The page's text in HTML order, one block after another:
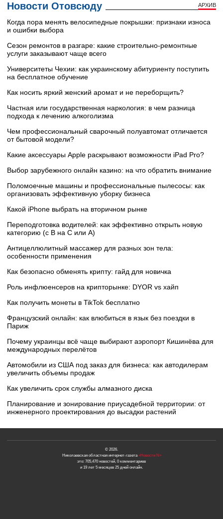
Новости Отовсюду АРХИВ
Когда пора менять велосипедные покрышки: признаки износа
и ошибки выбора
Сезон ремонтов в разгаре: какие строительно-ремонтные
услуги заказывают чаще всего
Университеты Чехии: как украинскому абитуриенту поступить
на бесплатное обучение
Как носить яркий женский аромат и не переборщить?
Частная или государственная наркология: в чем разница
подхода к лечению алкоголизма
Чем профессиональный сварочный полуавтомат отличается
от бытовой модели?
Какие аксессуары Apple раскрывают возможности iPad Pro?
Выбор зарубежного онлайн казино: на что обратить внимание
Поломоечные машины и профессиональные пылесосы: как
организовать эффективную уборку бизнеса
Какой iPhone выбрать на вторичном рынке
Переподготовка водителей: как эффективно открыть новую
категорию (с B на C или А)
Антицеллюлитный массажер для разных зон тела:
особенности применения
Как безопасно обменять крипту: гайд для новичка
Роль инфлюенсеров на крипторынке: DYOR vs хайп
Как получить монеты в TikTok бесплатно
Французский онлайн: как влюбиться в язык без поездки в
Париж
Почему украинцы всё чаще выбирают аэропорт Кишинёва для
международных перелётов
Автомобили из США под заказ для бизнеса: как автодилерам
увеличить объемы продаж
Как увеличить срок службы алмазного диска
Планирование и зонирование приусадебной территории: от
инженерного проектирования до высадки растений
© 2026.
Николаевская областная интернет-газета«Новости N»
это: 705,470 новостей, 0 комментариев
и 19 лет 5 месяцев 25 дней онлайн.